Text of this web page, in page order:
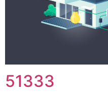
51333